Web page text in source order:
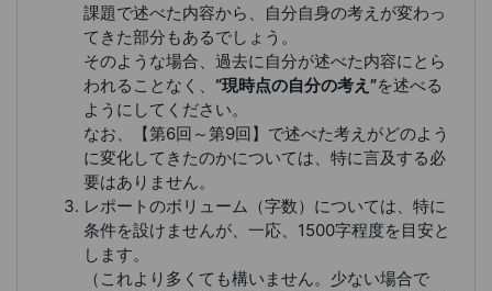
課題で述べた内容から、自分自身の考えが変わっ
てきた部分もあるでしょう。
そのような場合、過去に自分が述べた内容にとら
われることなく、 “現時点の自分の考え”を述べる
ようにしてください。
なお、【第6回～第9回】で述べた考えがどのよう
に変化してきたのかについては、特に言及する必
要はありません。
レポートのボリューム（字数）については、特に
条件を設けませんが、一応、1500字程度を目安と
します。
（これより多くても構いません。少ない場合で